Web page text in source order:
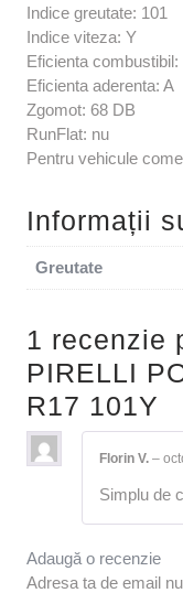
Indice greutate: 101
Indice viteza: Y
Eficienta combustibil:
Eficienta aderenta: A
Zgomot: 68 DB
RunFlat: nu
Pentru vehicule
Informații
Greutate
1 recenzie
PIRELLI
R17 101Y
Florin V. –
Simplu de
Adaugă o recenzie
Adresa ta de email